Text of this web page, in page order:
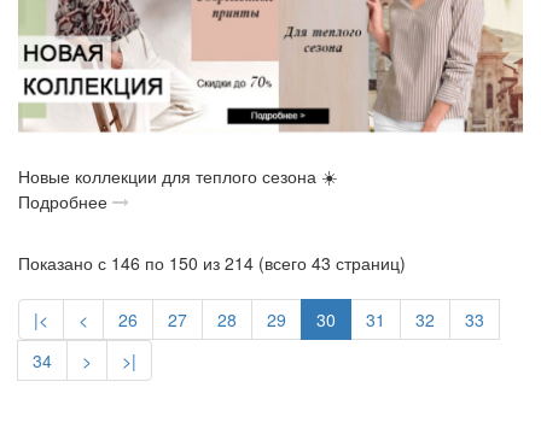
Новые коллекции для теплого сезона ☀️
Подробнее
Показано с 146 по 150 из 214 (всего 43 страниц)
|< < 26 27 28 29 30 31 32
33
34
> >|